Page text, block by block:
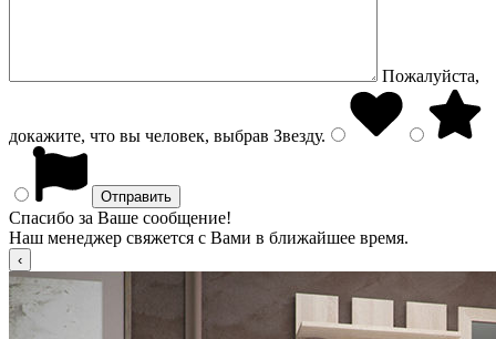
Пожалуйста,
докажите, что вы человек, выбрав Звезду.
Спасибо за Ваше сообщение!
Наш менеджер свяжется с Вами в ближайшее время.